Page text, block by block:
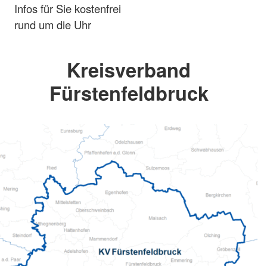
Infos für Sie kostenfrei
rund um die Uhr
Kreisverband
Fürstenfeldbruck